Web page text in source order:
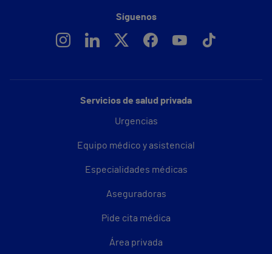
Servicios de salud privada
Urgencias
Equipo médico y asistencial
Especialidades médicas
Aseguradoras
Pide cita médica
Área privada
Síguenos